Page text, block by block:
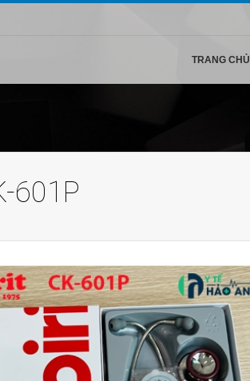
TRANG CHỦ
601P